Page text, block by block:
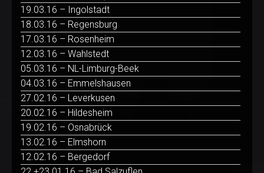
19.03.16 – Ingolstadt
18.03.16 – Regensburg
17.03.16 – Rosenheim
12.03.16 – Wahlstedt
05.03.16 – NL-Limburg-Beek
04.03.16 – Emmelshausen
27.02.16 – Leverkusen
20.02.16 – Hildesheim
19.02.16 – Osnabrück
13.02.16 – Elmshorn
12.02.16 – Bergedorf